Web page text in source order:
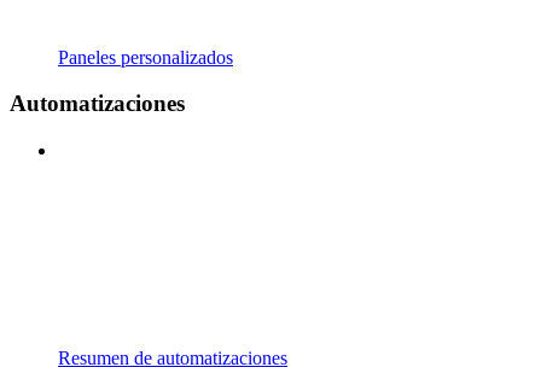
Paneles personalizados
Automatizaciones
Resumen de automatizaciones